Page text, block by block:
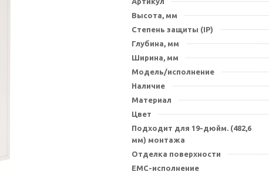
Высота, мм
Степень защиты (IP)
Глубина, мм
Ширина, мм
Модель/исполнение
Наличие
Материал
Цвет
Подходит для 19-дюйм. (482,6
мм) монтажа
Отделка поверхности
EMC-исполнение